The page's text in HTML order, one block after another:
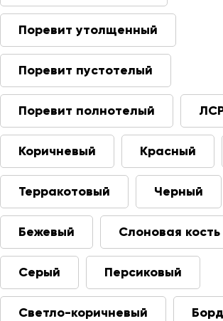
Поревит утолщенный
Поревит пустотелый
Поревит полнотелый
Коричневый Красный
Терракотовый Черный
Бежевый Слоновая кость
Серый Персиковый
Светло-коричневый